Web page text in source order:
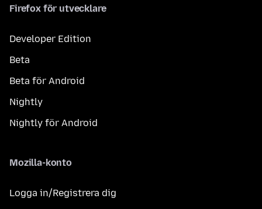
Firefox för utvecklare
Developer Edition
Beta
Beta för Android
Nightly
Nightly för Android
Mozilla-konto
Logga in/Registrera dig